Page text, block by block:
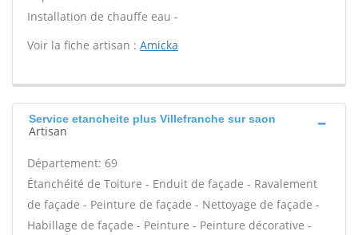
Installation de chauffe eau -
Voir la fiche artisan : Amicka
Service etancheite plus Villefranche sur saon
Artisan
Département: 69
Étanchéité de Toiture - Enduit de façade - Ravalement
de façade - Peinture de façade - Nettoyage de façade -
Habillage de façade - Peinture - Peinture décorative -